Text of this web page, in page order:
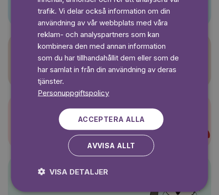
Sagasagor
Super-Charlie
trafik. Vi delar också information om din
användning av vår webbplats med våra
reklam- och analyspartners som kan
kombinera den med annan information
som du har tillhandahållit dem eller som de
har samlat in från din användning av deras
tjänster.
Personuppgiftspolicy
ACCEPTERA ALLA
AVVISA ALLT
VISA DETALJER